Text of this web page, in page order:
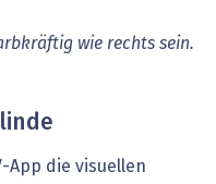
wie rechts sein.
App die visuellen